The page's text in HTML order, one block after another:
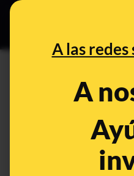
A las redes
A
cerrados